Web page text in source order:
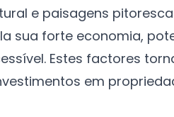
e paisagens
sua forte economia,
Estes factores
em